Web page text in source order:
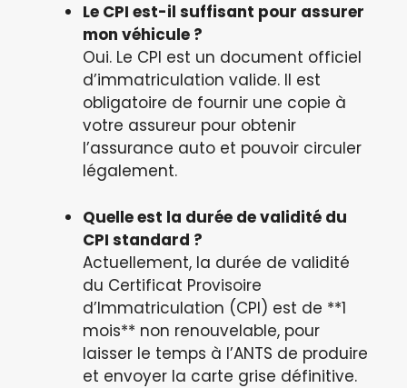
Le CPI est-il suffisant pour assurer
mon véhicule ?
Oui. Le CPI est un document officiel
d’immatriculation valide. Il est
obligatoire de fournir une copie à
votre assureur pour obtenir
l’assurance auto et pouvoir circuler
légalement.
Quelle est la durée de validité du
CPI standard ?
Actuellement, la durée de validité
du Certificat Provisoire
d’Immatriculation (CPI) est de **1
mois** non renouvelable, pour
laisser le temps à l’ANTS de produire
et envoyer la carte grise définitive.